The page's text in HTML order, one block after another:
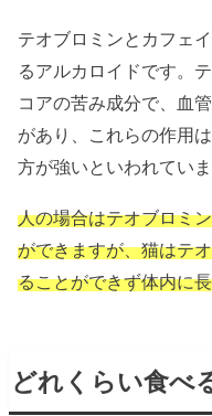
テオブロミンとカフェ
るアルカロイドです。
コアの苦み成分で、 血
があり、これらの作用
方が強いといわれていま
人の場合はテオブロミ
ができますが、猫はテ
ることができず体内に
どれくらい食べ